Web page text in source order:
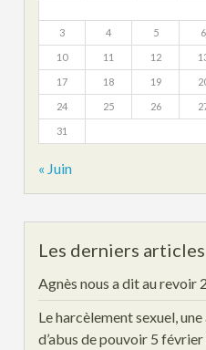
3 4 5 6
10 11 12
17 18 19
24 25 26
31
« Juin
Les derniers articles
Agnès nous a dit au revoir
Le harcèlement sexuel,
d’abus de pouvoir 5 février